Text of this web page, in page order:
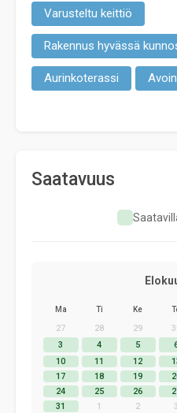
Varusteltu keittiö
Rakennus hyvässä
Aurinkoterassi
Saatavuus
Ma Ti Ke
27 28 29
3
4 5
10
11 12
17
18 19
24
25 26
31
1 2 3